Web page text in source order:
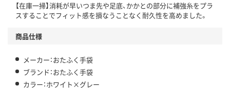
【在庫一掃】消耗が早いつま先や足底、かかとの部分に補強糸をプラ
スすることでフィット感を損なうことなく耐久性を高めました。
商品仕様
メーカー：おたふく手袋
ブランド：おたふく手袋
カラー：ホワイト×グレー